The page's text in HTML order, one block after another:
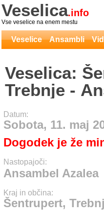
Veselica.info
Vse veselice na enem mestu
Veselice Ansambli
Veselica:
Trebnje -
Azalea
Datum:
Sobota, 11. maj
Dogodek je že
Nastopajoči:
Ansambel Azalea
Kraj in občina:
Šentrupert,